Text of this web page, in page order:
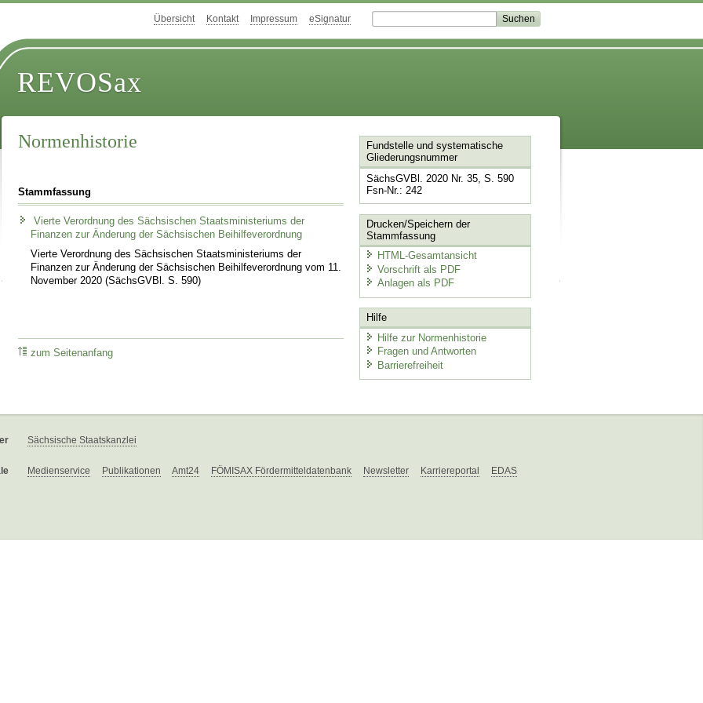
Übersicht Kontakt Impressum eSignatur
REVOSax
Normenhistorie
Stammfassung
Vierte Verordnung des Sächsischen Staatsministeriums der
Finanzen zur Änderung der Sächsischen Beihilfeverordnung
Vierte Verordnung des Sächsischen Staatsministeriums der
Finanzen zur Änderung der Sächsischen Beihilfeverordnung vom 11.
November 2020 (SächsGVBl. S. 590)
zum Seitenanfang
Fundstelle und systematische
Gliederungsnummer
SächsGVBl. 2020 Nr. 35, S. 590
Fsn-Nr.: 242
Drucken/Speichern der
Stammfassung
HTML-Gesamtansicht
Vorschrift als PDF
Anlagen als PDF
Hilfe
Hilfe zur Normenhistorie
Fragen und Antworten
Barrierefreiheit
Sächsische Staatskanzlei
Medienservice Publikationen Amt24 FÖMISAX Fördermitteldatenbank Newsletter Karriereportal EDAS